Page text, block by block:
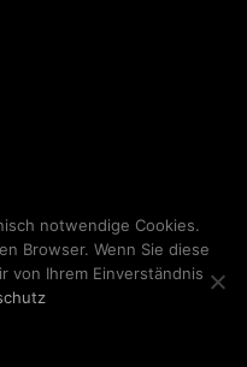
notwendige Cookies.
Browser. Wenn Sie diese
von Ihrem Einverständnis